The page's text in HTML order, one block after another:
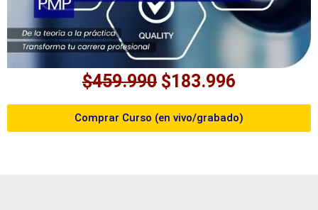
$459.990 $183.996
Comprar Curso (en vivo/grabado)